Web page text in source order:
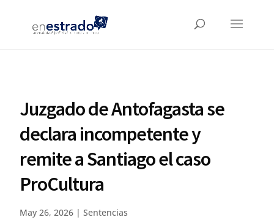
Juzgado de Antofagasta se
declara incompetente y
remite a Santiago el caso
ProCultura
May 26, 2026 |Sentencias